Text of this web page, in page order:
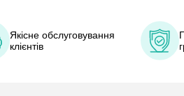
Якісне обслуговування
клієнтів